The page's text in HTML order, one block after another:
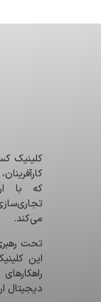
کلینیک
که با
می‌کند.
تحت
این
دیجیتال